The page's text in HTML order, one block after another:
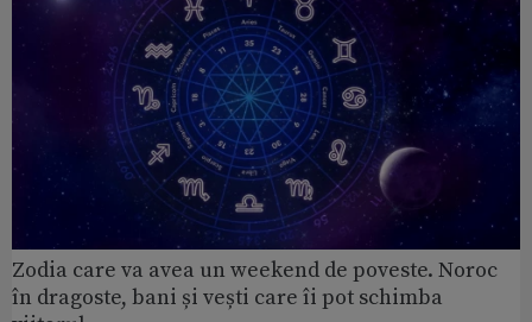
Zodia care va avea un weekend de poveste. Noroc
în dragoste, bani și vești care îi pot schimba